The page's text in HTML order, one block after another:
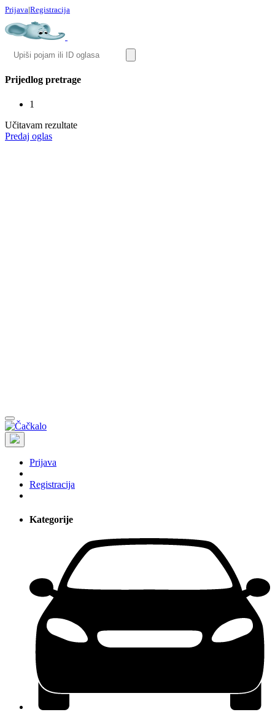
Prijava|Registracija
Prijedlog pretrage
1
Učitavam rezultate
Predaj oglas
Prijava
Registracija
Kategorije